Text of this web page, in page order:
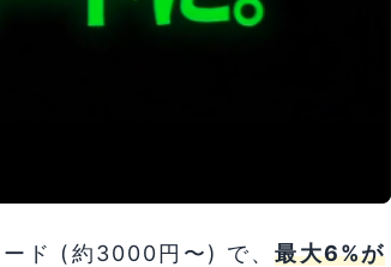
ード (約3000円〜) で、最大6%が